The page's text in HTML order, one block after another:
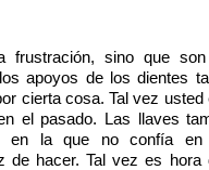
sino que
los apoyos de los dientes
cierta cosa. Tal vez usted
el pasado. Las llaves
en la que no confía en
de hacer. Tal vez es hora